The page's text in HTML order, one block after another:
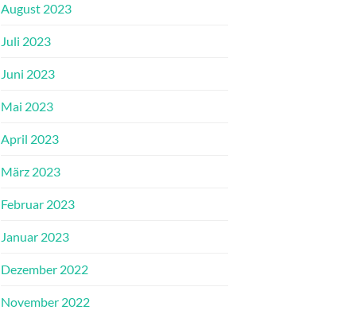
August 2023
Juli 2023
Juni 2023
Mai 2023
April 2023
März 2023
Februar 2023
Januar 2023
Dezember 2022
November 2022